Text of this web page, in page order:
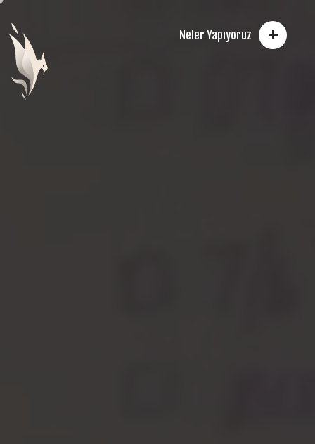
Neler Yapıyoruz +